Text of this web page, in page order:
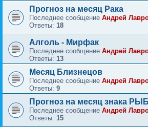
Прогноз на месяц Рака
Последнее сообщение Андрей
Ответы: 18
Алголь - Мирфак
Последнее сообщение Андрей
Ответы: 13
Месяц Близнецов
Последнее сообщение Андрей
Ответы: 9
Прогноз на месяц знака
Последнее сообщение Андрей
Ответы: 15